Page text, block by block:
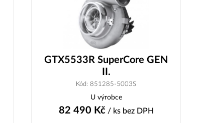
GTX5533R SuperCore GEN
II.
Kód: 851285-5003S
U výrobce
82 490 Kč/ ks bez DPH